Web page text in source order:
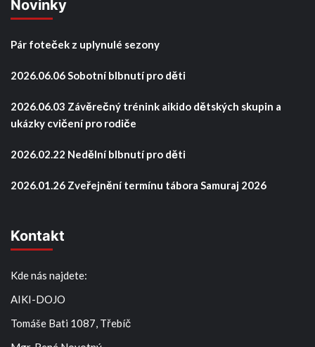
Novinky
Pár foteček z uplynulé sezony
2026.06.06 Sobotní blbnutí pro děti
2026.06.03 Závěrečný trénink aikido dětských skupin a
ukázky cvičení pro rodiče
2026.02.22 Nedělní blbnutí pro děti
2026.01.26 Zveřejnění termínu tábora Samuraj 2026
Kontakt
Kde nás najdete:
AIKI-DOJO
Tomáše Bati 1087, Třebíč